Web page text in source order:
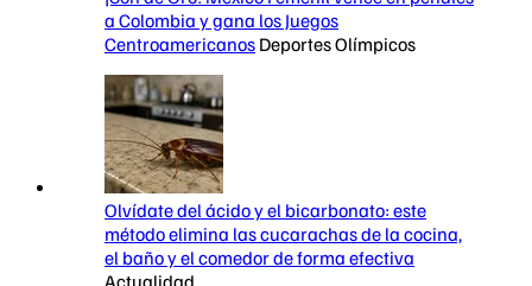
a Colombia y gana los Juegos
Centroamericanos Deportes Olímpicos
Olvídate del ácido y el bicarbonato: este
método elimina las cucarachas de la cocina,
el baño y el comedor de forma efectiva
Actualidad